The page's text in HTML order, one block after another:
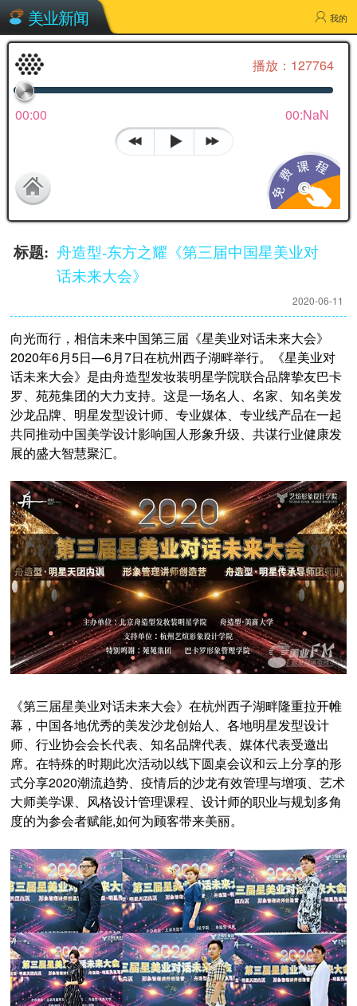
美业新闻 我的
会》
播放：127764
00:00 00:NaN
标题: 舟造型-东方之耀《第三届中国星美业对
话未来大会》
2020-06-11
向光而行，相信未来中国第三届《星美业对话未来大会》
2020年6月5日—6月7日在杭州西子湖畔举行。《星美业对
话未来大会》是由舟造型发妆装明星学院联合品牌挚友巴卡
罗、苑苑集团的大力支持。这是一场名人、名家、知名美发
沙龙品牌、明星发型设计师、专业媒体、专业线产品在一起
共同推动中国美学设计影响国人形象升级、共谋行业健康发
展的盛大智慧聚汇。
《第三届星美业对话未来大会》在杭州西子湖畔隆重拉开帷
幕，中国各地优秀的美发沙龙创始人、各地明星发型设计
师、行业协会会长代表、知名品牌代表、媒体代表受邀出
席。在特殊的时期此次活动以线下圆桌会议和云上分享的形
式分享2020潮流趋势、疫情后的沙龙有效管理与增项、艺术
大师美学课、风格设计管理课程、设计师的职业与规划多角
度的为参会者赋能,如何为顾客带来美丽。